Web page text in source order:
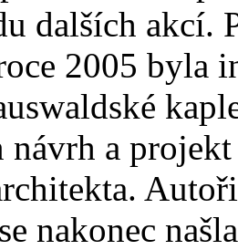
dalších akcí.
2005 byla
návrh a
nakonec